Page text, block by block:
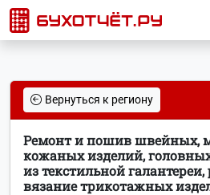
Вернуться к региону
Ремонт и пошив швейных,
кожаных изделий,
из текстильной
вязание трикотажных